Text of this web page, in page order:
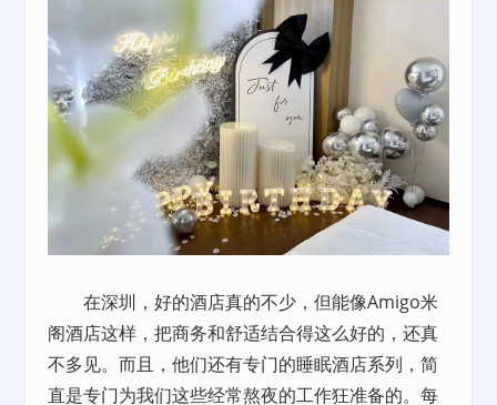
在深圳，好的酒店真的不少，但能像Amigo米
阁酒店这样，把商务和舒适结合得这么好的，还真
不多见。而且，他们还有专门的睡眠酒店系列，简
直是专门为我们这些经常熬夜的工作狂准备的。每